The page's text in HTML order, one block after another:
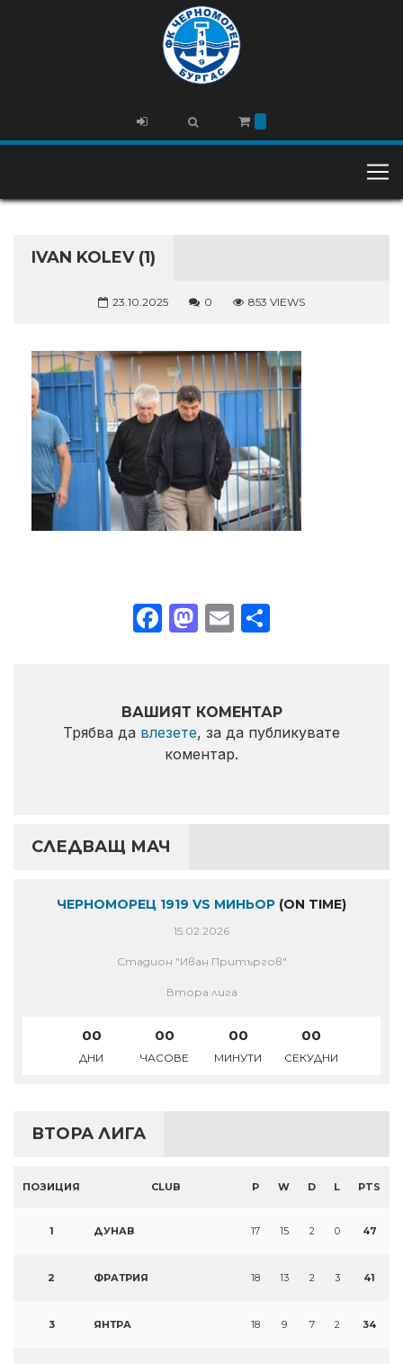
IVAN KOLEV (1)
23.10.2025 0 853 VIEWS
Facebook
Mastodon
Email
ВАШИЯТ КОМЕНТАР
Трябва да влезете, за да публикувате
коментар.
СЛЕДВАЩ МАЧ
ЧЕРНОМОРЕЦ 1919 VS МИНЬОР (ON TIME)
15.02.2026
Стадион "Иван Притъргов"
Втора лига
00
ДНИ
00
ЧАСОВЕ
00
МИНУТИ
00
СЕКУДНИ
ВТОРА ЛИГА
ПОЗИЦИЯ CLUB P W D L PTS
1 ДУНАВ 17 15 2 0 47
2 ФРАТРИЯ 18 13 2 3 41
3 ЯНТРА 18 9 7 2 34